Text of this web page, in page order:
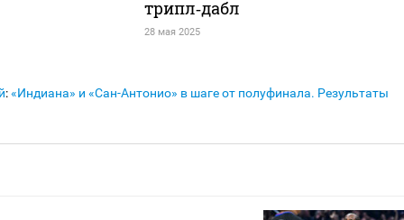
трипл‑дабл
28 мая 2025
:«Индиана» и «Сан-Антонио» в шаге от полуфинала. Результаты